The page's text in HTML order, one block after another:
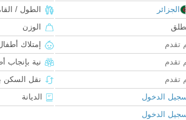
الجزائر
تقدم
تقدم
تقدم
الدخول
الدخول
الطول /
الوزن
إمتلاك
نية بإنجاب
نقل السكن
الديانة